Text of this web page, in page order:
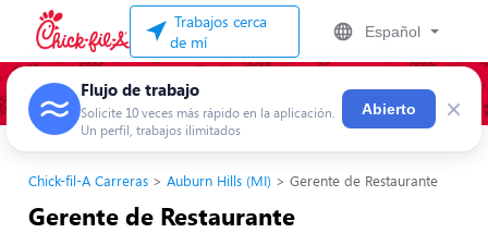
Trabajos cerca
de mí
Español
Flujo de trabajo
Solicite 10 veces más rápido en la aplicación.
Un perfil, trabajos ilimitados
Abierto ×
Chick-fil-A Carreras Auburn Hills (MI) Gerente de Restaurante
Gerente de Restaurante